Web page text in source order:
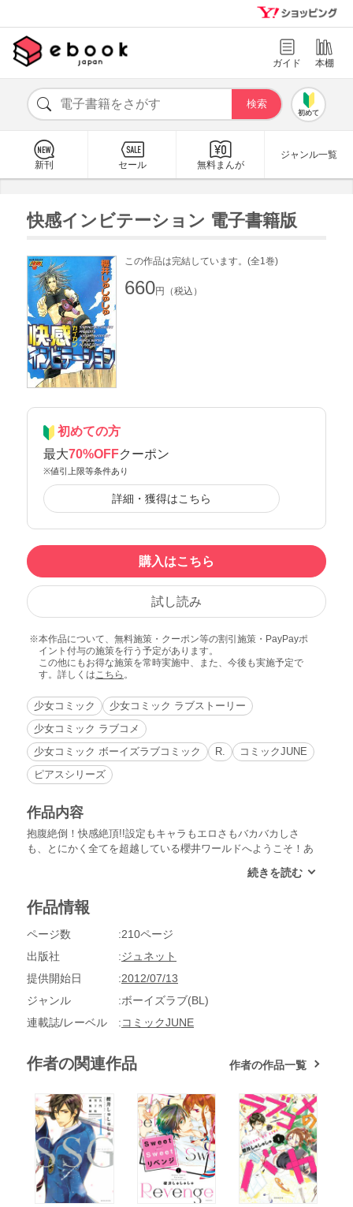
ガイド 本棚
初めて
新刊 セール 無料まんが
ジャンル一覧
快感インビテーション 電子書籍版
この作品は完結しています。(全1巻)
660円（税込）
初めての方
最大70%OFFクーポン
※値引上限等条件あり
詳細・獲得はこちら
購入はこちら
試し読み
本作品について、無料施策・クーポン等の割引施策・PayPayポ
イント付与の施策を行う予定があります。
この他にもお得な施策を常時実施中、また、今後も実施予定で
す。詳しくは こちら 。
少女コミック
少女コミック ラブストーリー
少女コミック ラブコメ
少女コミック ボーイズラブコミック
R.
コミックJUNE
ピアスシリーズ
作品内容
抱腹絶倒！快感絶頂!!設定もキャラもエロさもバカバカしさ
も、とにかく全てを超越している櫻井ワールドへようこそ！あ
品ばかり。──マッチョな義兄とクールなクラスメイトのあえ
逆転調教物「快感淫靡テーション」。櫻井しゅしゅしゅの代表
ション」シリーズの原点「大きなバイブの舎の下で」。自殺マ
ニアの友人に振り回される「不完全自殺マニアくん」、整骨院
だ、ばってん！」、サラリーマンとホームレス少年の心温まる
ラブストーリー「君に続く道」……と、心と体にズキュンと熱
作品情報
ページ数
210ページ
出版社
ジュネット
提供開始日
2012/07/13
ジャンル
ボーイズラブ(BL)
連載誌/レーベル
コミックJUNE
作者の関連作品 作者の作品一覧